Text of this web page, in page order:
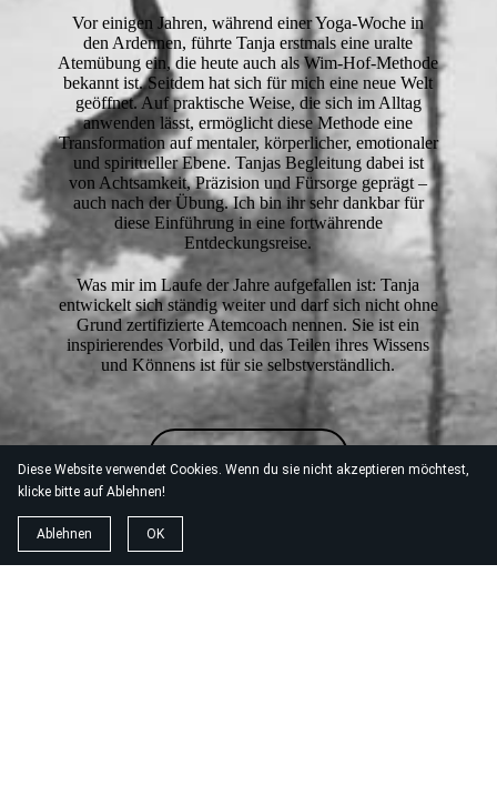
Diese Website verwendet Cookies. Wenn du sie nicht akzeptieren möchtest,
klicke bitte auf Ablehnen!
Ablehnen OK
Vor einigen Jahren, während einer Yoga-Woche in
den Ardennen, führte Tanja erstmals eine uralte
Atemübung ein, die heute auch als Wim-Hof-Methode
bekannt ist. Seitdem hat sich für mich eine neue Welt
geöffnet. Auf praktische Weise, die sich im Alltag
anwenden lässt, ermöglicht diese Methode eine
Transformation auf mentaler, körperlicher, emotionaler
und spiritueller Ebene. Tanjas Begleitung dabei ist
von Achtsamkeit, Präzision und Fürsorge geprägt –
auch nach der Übung. Ich bin ihr sehr dankbar für
diese Einführung in eine fortwährende
Entdeckungsreise.
Was mir im Laufe der Jahre aufgefallen ist: Tanja
entwickelt sich ständig weiter und darf sich nicht ohne
Grund zertifizierte Atemcoach nennen. Sie ist ein
inspirierendes Vorbild, und das Teilen ihres Wissens
und Könnens ist für sie selbstverständlich.